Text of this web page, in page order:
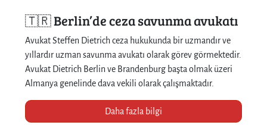
🇹🇷 Berlin’de ceza savunma avukatı
Avukat Steffen Dietrich ceza hukukunda bir uzmandır ve
yıllardır uzman savunma avukatı olarak görev görmektedir.
Avukat Dietrich Berlin ve Brandenburg başta olmak üzeri
Almanya genelinde dava vekili olarak çalışmaktadır.
Daha fazla bilgi